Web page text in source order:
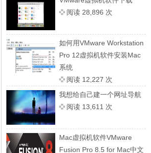
阅读 28,896 次
如何用VMware Workstation
Pro 12虚拟机软件安装Mac
系统
阅读 12,227 次
我想给自己建一个网址导航
阅读 13,611 次
Mac虚拟机软件VMware
Fusion Pro 8.5 for Mac中文